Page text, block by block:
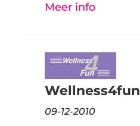
Meer info
Wellness4fun
09-12-2010